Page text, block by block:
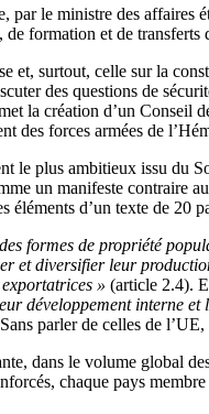
le ministre des affaires
formation et de
et, surtout, celle sur la
des questions de
la création d’un Conseil
forces armées de
plus ambitieux issu du
un manifeste contraire
d’un texte de 20
formes de propriété
et diversifier leur
» (article 2.4).
développement interne
parler de celles de
dans le volume global
chaque pays membre